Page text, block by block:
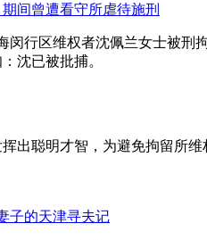
间曾遭看守所虐待施刑
闵行区维权者沈佩兰女士被
沈已被批捕。
出聪明才智，为避免拘留所
子的天津寻夫记